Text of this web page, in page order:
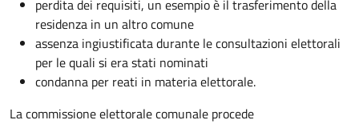
perdita dei requisiti, un esempio è il trasferimento della
residenza in un altro comune
assenza ingiustificata durante le consultazioni elettorali
per le quali si era stati nominati
condanna per reati in materia elettorale.
La commissione elettorale comunale procede